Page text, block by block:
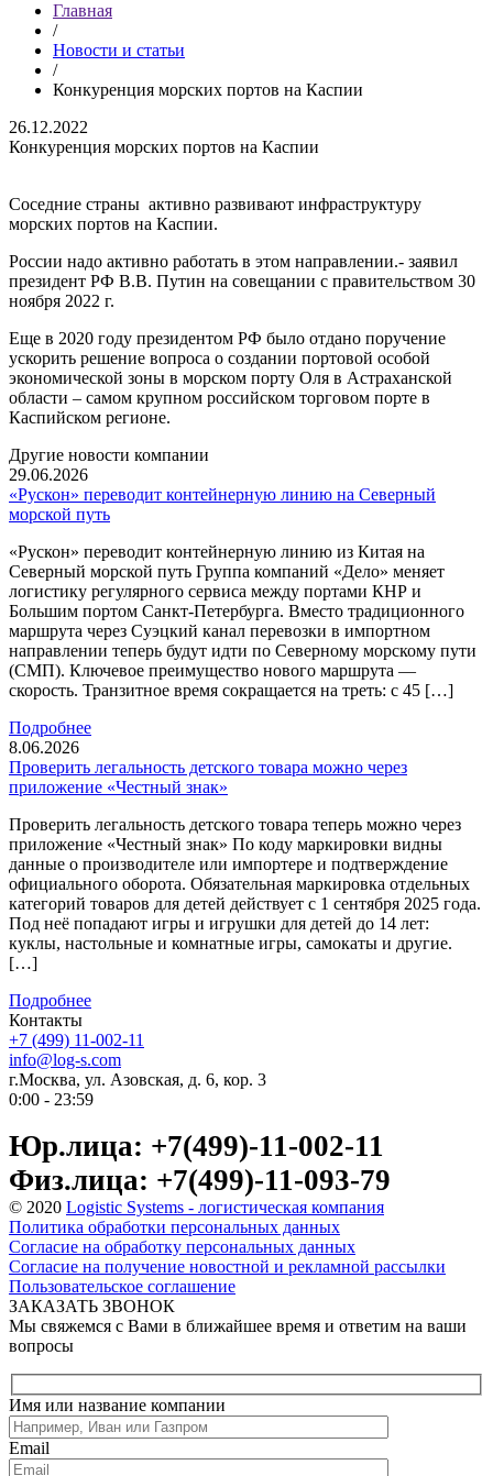
Главная
/
Новости и статьи
/
Конкуренция морских портов на Каспии
26.12.2022
Конкуренция морских портов на Каспии
Соседние страны активно развивают инфраструктуру
морских портов на Каспии.
России надо активно работать в этом направлении.- заявил
президент РФ В.В. Путин на совещании с правительством 30
ноября 2022 г.
Еще в 2020 году президентом РФ было отдано поручение
ускорить решение вопроса о создании портовой особой
экономической зоны в морском порту Оля в Астраханской
области – самом крупном российском торговом порте в
Каспийском регионе.
Другие новости компании
29.06.2026
«Рускон» переводит контейнерную линию на Северный
морской путь
«Рускон» переводит контейнерную линию из Китая на
Северный морской путь Группа компаний «Дело» меняет
логистику регулярного сервиса между портами КНР и
Большим портом Санкт-Петербурга. Вместо традиционного
маршрута через Суэцкий канал перевозки в импортном
направлении теперь будут идти по Северному морскому пути
(СМП). Ключевое преимущество нового маршрута —
скорость. Транзитное время сокращается на треть: с 45 […]
Подробнее
8.06.2026
Проверить легальность детского товара можно через
приложение «Честный знак»
Проверить легальность детского товара теперь можно через
приложение «Честный знак» По коду маркировки видны
данные о производителе или импортере и подтверждение
официального оборота. Обязательная маркировка отдельных
категорий товаров для детей действует с 1 сентября 2025 года.
Под неё попадают игры и игрушки для детей до 14 лет:
куклы, настольные и комнатные игры, самокаты и другие.
[…]
Подробнее
Контакты
+7 (499) 11-002-11
info@log-s.com
г.Москва, ул. Азовская, д. 6, кор. 3
0:00 - 23:59
Юр.лица: +7(499)-11-002-11
Физ.лица: +7(499)-11-093-79
© 2020 Logistic Systems - логистическая компания
Политика обработки персональных данных
Согласие на обработку персональных данных
Согласие на получение новостной и рекламной рассылки
Пользовательское соглашение
ЗАКАЗАТЬ ЗВОНОК
Мы свяжемся с Вами в ближайшее время и ответим на ваши
вопросы
Имя или название компании
Email